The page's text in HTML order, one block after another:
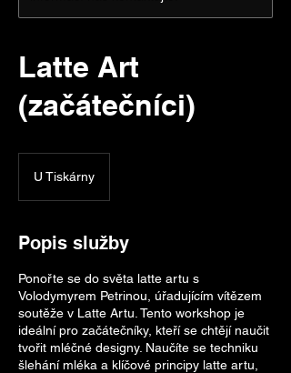
Latte Art
(začátečníci)
U Tiskárny
Popis služby
Ponořte se do světa latte artu s
Volodymyrem Petrinou, úřadujícím vítězem
soutěže v Latte Artu. Tento workshop je
ideální pro začátečníky, kteří se chtějí naučit
tvořit mléčné designy. Naučíte se techniku
šlehání mléka a klíčové principy latte artu,